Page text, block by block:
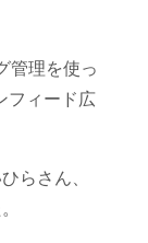
管理を使っ
フィード広
らさん、